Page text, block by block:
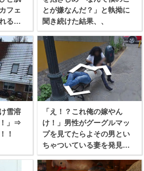
フェ
る事
とが嫌なんだ？」と執拗に
聞き続けた結果、、
雪溶
！」⇒
！
「え！？これ俺の嫁やん
け！」男性がグーグルマッ
プを見てたらよその男とい
ちゃついている妻を発見し
てしまう！！